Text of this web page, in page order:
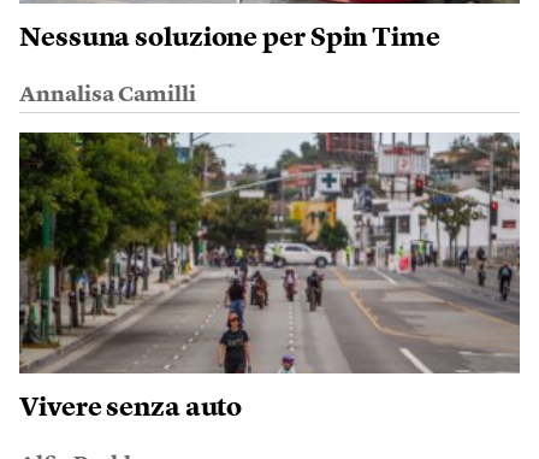
Nessuna soluzione per Spin Time
Annalisa Camilli
Vivere senza auto